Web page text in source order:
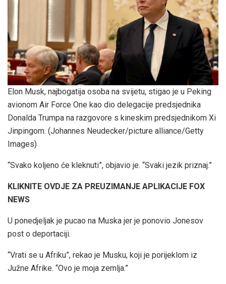
Elon Musk, najbogatija osoba na svijetu, stigao je u Peking
avionom Air Force One kao dio delegacije predsjednika
Donalda Trumpa na razgovore s kineskim predsjednikom Xi
Jinpingom. (Johannes Neudecker/picture alliance/Getty
Images)
“Svako koljeno će kleknuti”, objavio je. “Svaki jezik priznaj.”
KLIKNITE OVDJE ZA PREUZIMANJE APLIKACIJE FOX
NEWS
U ponedjeljak je pucao na Muska jer je ponovio Jonesov
post o deportaciji.
“Vrati se u Afriku”, rekao je Musku, koji je porijeklom iz
Južne Afrike. “Ovo je moja zemlja.”